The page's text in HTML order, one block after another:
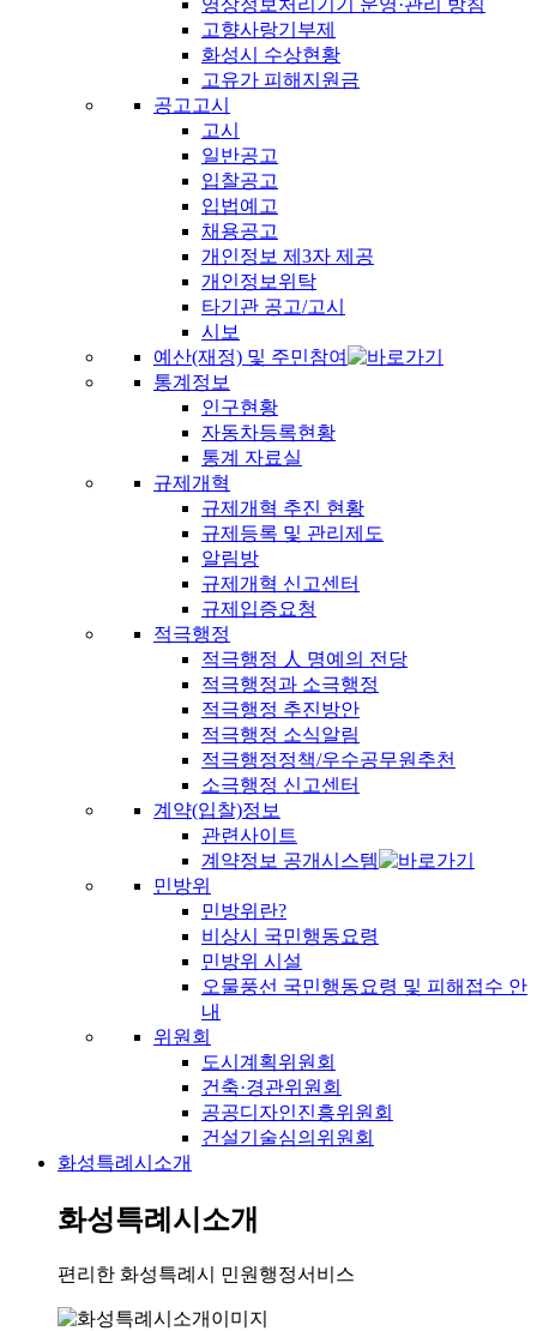
영상정보처리기기 운영·관리 방침
고향사랑기부제
화성시 수상현황
고유가 피해지원금
공고고시
고시
일반공고
입찰공고
입법예고
채용공고
개인정보 제3자 제공
개인정보위탁
타기관 공고/고시
시보
예산(재정) 및 주민참여
통계정보
인구현황
자동차등록현황
통계 자료실
규제개혁
규제개혁 추진 현황
규제등록 및 관리제도
알림방
규제개혁 신고센터
규제입증요청
적극행정
적극행정 人 명예의 전당
적극행정과 소극행정
적극행정 추진방안
적극행정 소식알림
적극행정정책/우수공무원추천
소극행정 신고센터
계약(입찰)정보
관련사이트
계약정보 공개시스템
민방위
민방위란?
비상시 국민행동요령
민방위 시설
오물풍선 국민행동요령 및 피해접수 안
내
위원회
도시계획위원회
건축·경관위원회
공공디자인진흥위원회
건설기술심의위원회
화성특례시소개
화성특례시소개
편리한 화성특례시 민원행정서비스